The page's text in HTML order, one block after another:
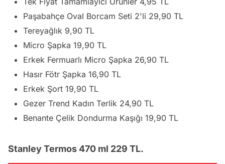
Paşabahçe Oval Borcam Seti 2'li 29,90 TL
Tereyağlık 9,90 TL
Micro Şapka 19,90 TL
Erkek Fermuarlı Micro Şapka 26,90 TL
Hasır Fötr Şapka 16,90 TL
Erkek Şort 19,90 TL
Gezer Trend Kadın Terlik 24,90 TL
Benante Çelik Dondurma Kaşığı 19,90 TL
Stanley Termos 470 ml 229 TL.